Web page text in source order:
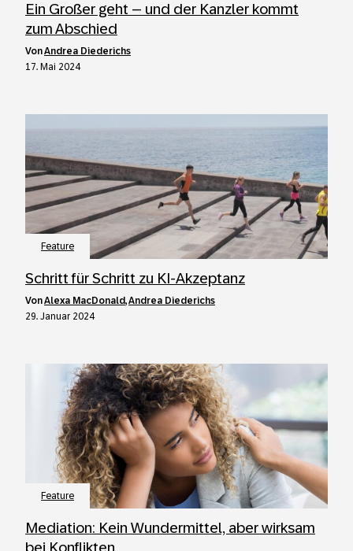
Ein Großer geht – und der Kanzler kommt
zum Abschied
vonAndrea Diederichs
17. Mai 2024
Feature
Schritt für Schritt zu KI-Akzeptanz
vonAlexa MacDonald,Andrea Diederichs
29. Januar 2024
Feature
Mediation: Kein Wundermittel, aber wirksam
bei Konflikten